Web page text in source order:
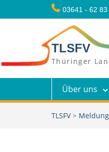
03641 - 62 83
TLSFV
Thüringer
Über uns
TLSFV>